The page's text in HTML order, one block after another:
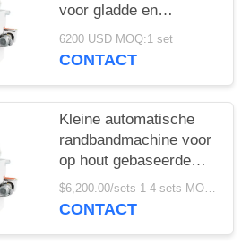
voor gladde en
nauwkeurige
randbanden
6200 USD MOQ:1 set
CONTACT
Kleine automatische
randbandmachine voor
op hout gebaseerde
panelen in
bouwmaterialenwinkels
$6,200.00/sets 1-4 sets MOQ:1 set
CONTACT